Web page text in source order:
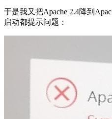
于是我又把Apache 2.4降到
启动都提示问题：